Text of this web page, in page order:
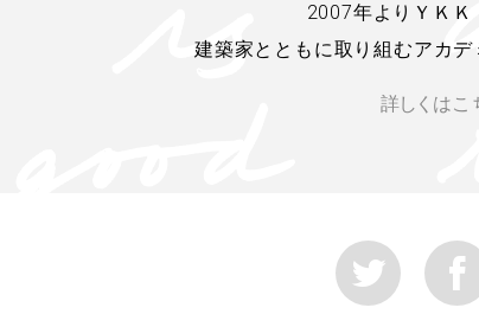
2007年よりＹＫＫ
建築家とともに取り組むアカデ
詳しく はこ